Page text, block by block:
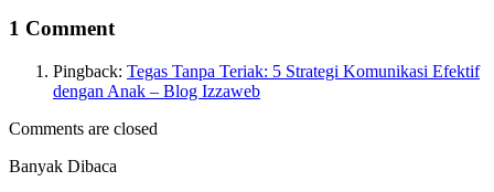
1 Comment
Pingback: Tegas Tanpa Teriak: 5 Strategi Komunikasi Efektif
dengan Anak – Blog Izzaweb
Comments are closed
Banyak Dibaca